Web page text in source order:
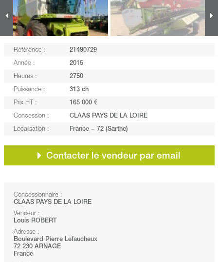
Référence : 21490729
Année : 2015
Heures : 2750
Puissance : 313 ch
Prix HT : 165 000 €
Concession : CLAAS PAYS DE LA LOIRE
Localisation : France − 72 (Sarthe)
Contacter le vendeur par email
Concessionnaire :
CLAAS PAYS DE LA LOIRE
Vendeur :
Louis ROBERT
Adresse :
Boulevard Pierre Lefaucheux
72 230 ARNAGE
France